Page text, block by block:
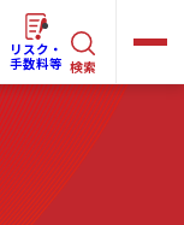
リスク・
手数料等 検索